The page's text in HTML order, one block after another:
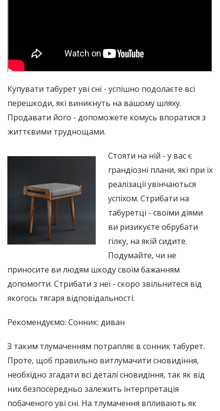
Купувати табурет уві сні - успішно подолаєте всі
перешкоди, які виникнуть на вашому шляху.
Продавати його - допоможете комусь впоратися з
життєвими труднощами.
Стояти на ній - у вас є
грандіозні плани, які при їх
реалізації увінчаються
успіхом. Стрибати на
табуретці - своїми діями
ви ризикуєте обрубати
гілку, на якій сидите.
Подумайте, чи не
приносите ви людям шкоду своїм бажанням
допомогти. Стрибати з неї - скоро звільнитеся від
якогось тягаря відповідальності.
Рекомендуємо: Сонник: диван
З таким тлумаченням потрапляє в сонник табурет.
Проте, щоб правильно витлумачити сновидіння,
необхідно згадати всі деталі сновидіння, так як від
них безпосередньо залежить інтерпретація
побаченого уві сні. На тлумачення впливають як